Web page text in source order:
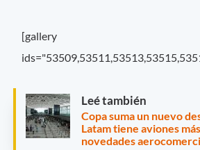
[gallery
Leé también
Copa suma un nuevo
Latam tiene aviones
novedades